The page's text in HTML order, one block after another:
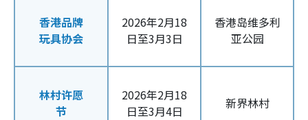
香港品牌
玩具协会
2026年2月18
日至3月3日
香港岛维多利
亚公园
林村许愿
节
2026年2月18
日至3月4日
新界林村